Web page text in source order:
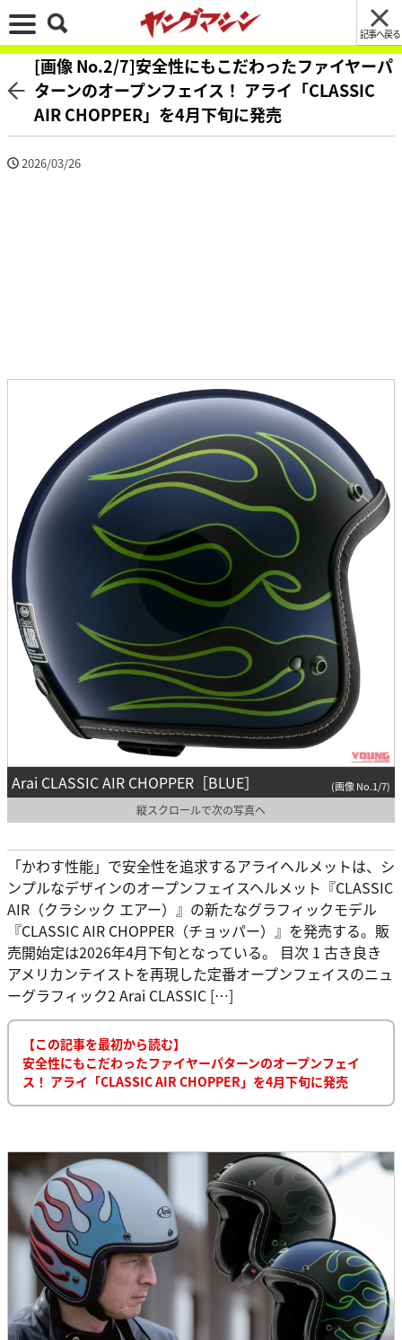
記事へ戻る
[画像 No.2/7]安全性にもこだわったファイヤーパ
ターンのオープンフェイス！ アライ「CLASSIC
AIR CHOPPER」を4月下旬に発売
2026/03/26
Arai CLASSIC AIR CHOPPER［BLUE］ (画像 No.1/7)
縦スクロールで次の写真へ
「かわす性能」で安全性を追求するアライヘルメットは、シ
ンプルなデザインのオープンフェイスヘルメット『CLASSIC
AIR（クラシック エアー）』の新たなグラフィックモデル
『CLASSIC AIR CHOPPER（チョッパー）』を発売する。販
売開始定は2026年4月下旬となっている。 目次 1 古き良き
アメリカンテイストを再現した定番オープンフェイスのニュ
ーグラフィック2 Arai CLASSIC […]
【この記事を最初から読む】
安全性にもこだわったファイヤーパターンのオープンフェイ
ス！ アライ「CLASSIC AIR CHOPPER」を4月下旬に発売